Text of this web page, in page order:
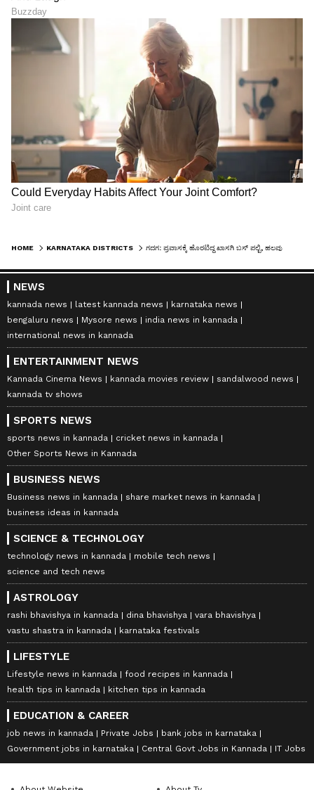
HOME KARNATAKA DISTRICTS
NEWS
kannada news latest kannada news
karnataka news
bengaluru news
Mysore news
india news in kannada
international news in kannada
ENTERTAINMENT NEWS
Kannada Cinema News kannada movies review
sandalwood news
kannada tv shows
SPORTS NEWS
sports news in kannada
cricket news in kannada
Other Sports News in Kannada
BUSINESS NEWS
Business news in kannada
share market news in kannada
business ideas in kannada
SCIENCE & TECHNOLOGY
technology news in kannada
mobile tech news
science and tech news
ASTROLOGY
rashi bhavishya in kannada dina bhavishya
vara bhavishya
vastu shastra in kannada
karnataka festivals
LIFESTYLE
Lifestyle news in kannada
food recipes in kannada
health tips in kannada
kitchen tips in kannada
EDUCATION & CAREER
job news in kannada Private Jobs
bank jobs in karnataka
Government jobs in karnataka
Central Govt Jobs in Kannada IT Jobs